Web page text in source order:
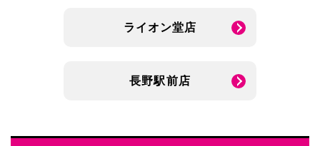
ライオン堂店
長野駅前店